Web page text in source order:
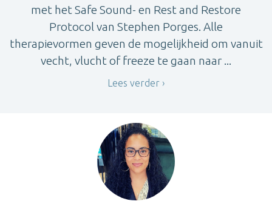
met het Safe Sound- en Rest and Restore
Protocol van Stephen Porges. Alle
therapievormen geven de mogelijkheid om vanuit
vecht, vlucht of freeze te gaan naar ...
Lees verder